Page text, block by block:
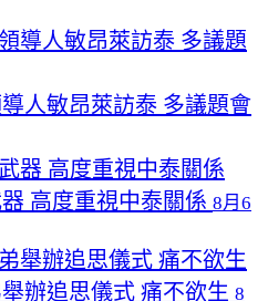
人敏昂萊訪泰 多議題會
高度重視中泰關係 8月6
辦追思儀式 痛不欲生 8